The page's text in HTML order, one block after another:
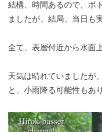
結構、時間あるので、ボ
ましたが、結局、当日も
全て、表層付近から水面
天気は晴れていましたが
と、小雨降る可能性もあ